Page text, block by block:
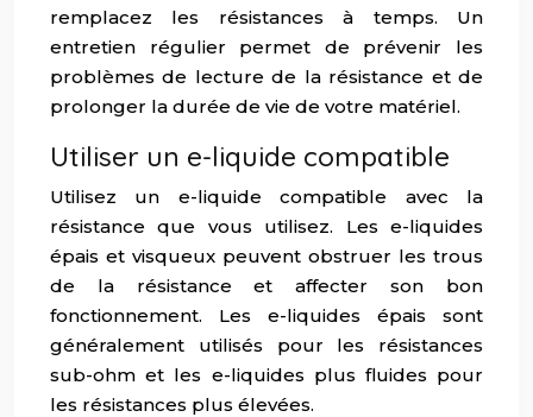
remplacez les résistances à temps. Un
entretien régulier permet de prévenir les
problèmes de lecture de la résistance et de
prolonger la durée de vie de votre matériel.
Utiliser un e-liquide compatible
Utilisez un e-liquide compatible avec la
résistance que vous utilisez. Les e-liquides
épais et visqueux peuvent obstruer les trous
de la résistance et affecter son bon
fonctionnement. Les e-liquides épais sont
généralement utilisés pour les résistances
sub-ohm et les e-liquides plus fluides pour
les résistances plus élevées.